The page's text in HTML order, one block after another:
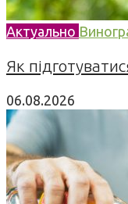
Актуально
Як
06.08.2026